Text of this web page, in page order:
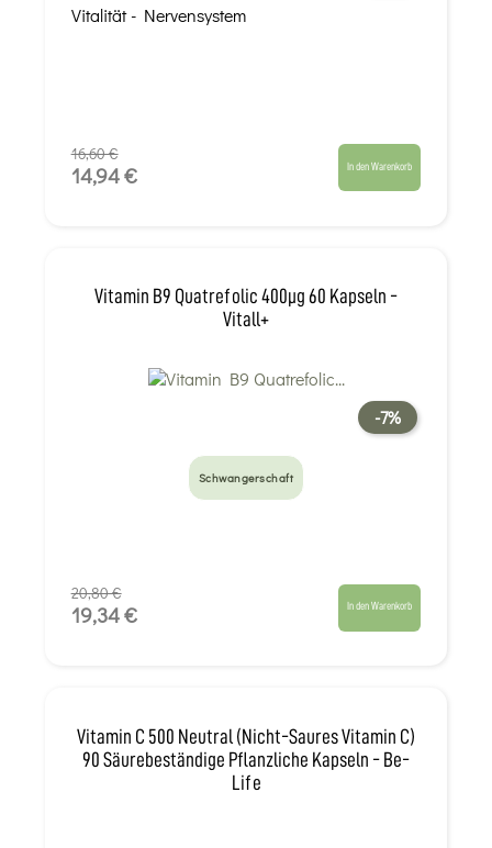
Vitalität - Nervensystem
16,60 €
14,94 € In den Warenkorb
Vitamin B9 Quatrefolic 400µg 60 Kapseln -
Vitall+
-7%
Schwangerschaft
20,80 €
19,34 € In den Warenkorb
Vitamin C 500 Neutral (nicht-Saures Vitamin C)
90 Säurebeständige Pflanzliche Kapseln - Be-
Life